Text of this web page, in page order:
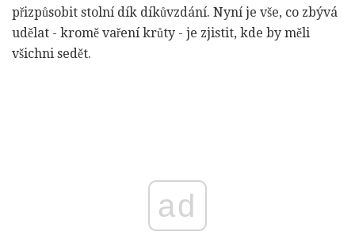
přizpůsobit stolní dík díkůvzdání. Nyní je vše, co zbývá
udělat - kromě vaření krůty - je zjistit, kde by měli
všichni sedět.
ad